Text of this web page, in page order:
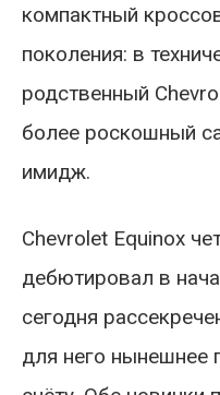
компактный
поколения: в
родственный
более роскошный
имидж.
Chevrolet Equinox
дебютировал в
сегодня
для него нынешнее